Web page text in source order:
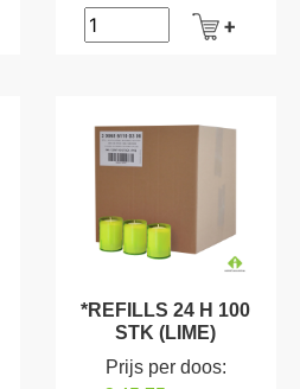
*REFILLS 24 H 100
STK (LIME)
Prijs per doos: